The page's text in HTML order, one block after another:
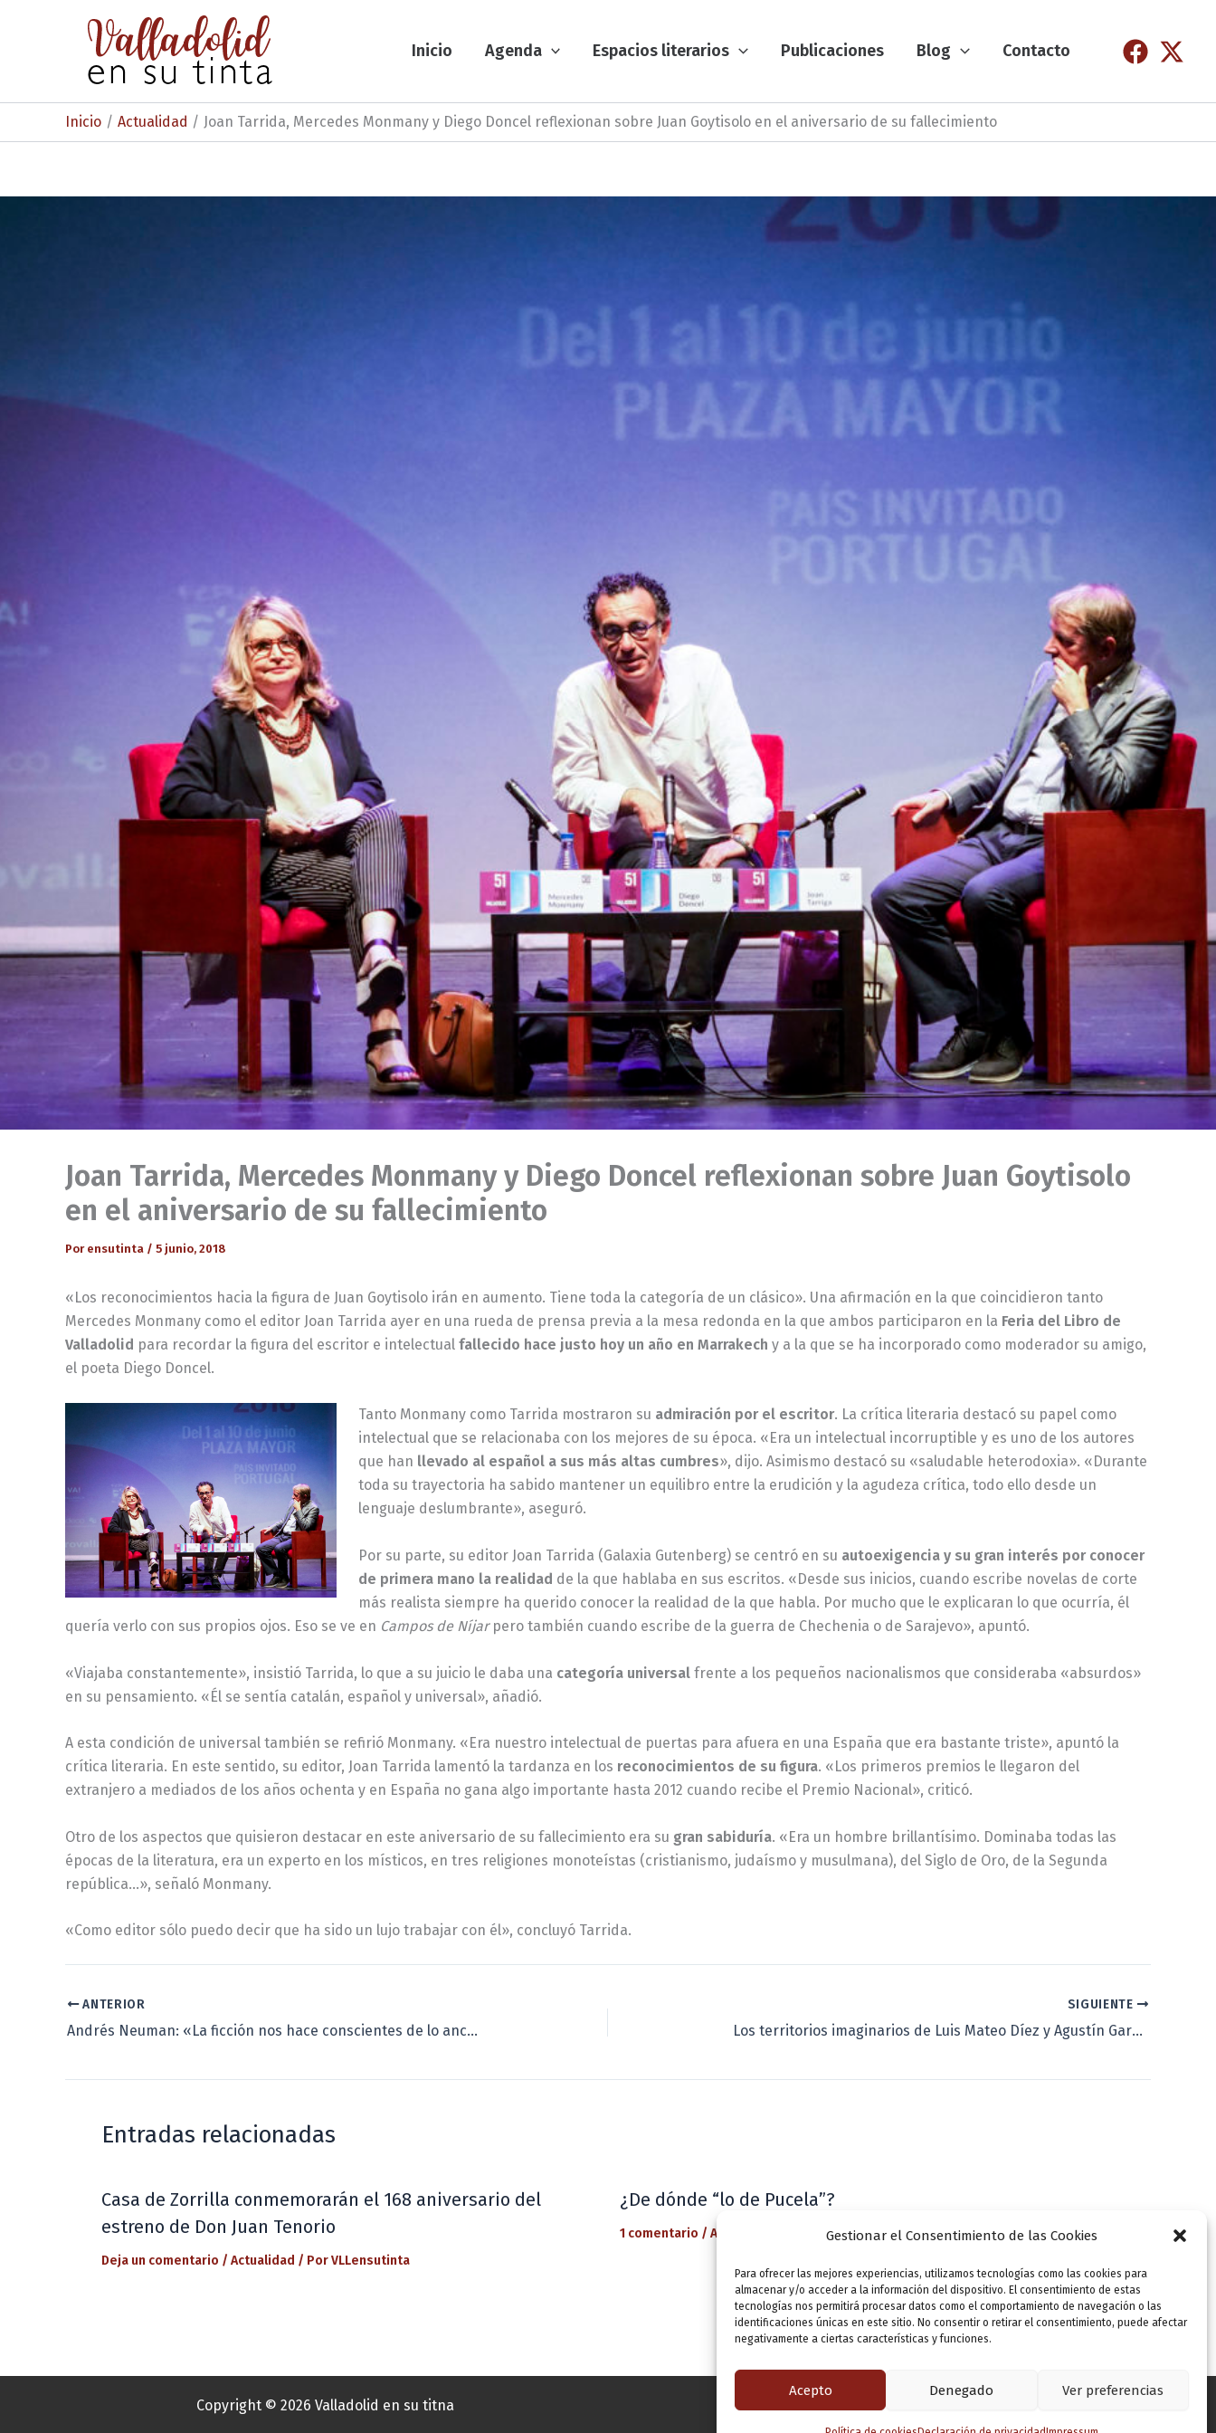
Gestionar el Consentimiento de las Cookies
Para ofrecer las mejores experiencias, utilizamos tecnologías como las cookies para
almacenar y/o acceder a la información del dispositivo. El consentimiento de estas
tecnologías nos permitirá procesar datos como el comportamiento de navegación o las
identificaciones únicas en este sitio. No consentir o retirar el consentimiento, puede afectar
negativamente a ciertas características y funciones.
Acepto Denegado Ver preferencias
Inicio Agenda Espacios literarios Publicaciones Blog Contacto
Inicio Actualidad Joan Tarrida, Mercedes Monmany y Diego Doncel reflexionan sobre Juan Goytisolo en el aniversario de su fallecimiento
Joan Tarrida, Mercedes Monmany y Diego Doncel reflexionan sobre Juan Goytisolo
en el aniversario de su fallecimiento
Por ensutinta / 5 junio, 2018
«Los reconocimientos hacia la figura de Juan Goytisolo irán en aumento. Tiene toda la categoría de un clásico». Una afirmación en la que coincidieron tanto
Mercedes Monmany como el editor Joan Tarrida ayer en una rueda de prensa previa a la mesa redonda en la que ambos participaron en la Feria del Libro de
Valladolid para recordar la figura del escritor e intelectual fallecido hace justo hoy un año en Marrakech y a la que se ha incorporado como moderador su amigo,
el poeta Diego Doncel.
Tanto Monmany como Tarrida mostraron su admiración por el escritor. La crítica literaria destacó su papel como
intelectual que se relacionaba con los mejores de su época. «Era un intelectual incorruptible y es uno de los autores
que han llevado al español a sus más altas cumbres», dijo. Asimismo destacó su «saludable heterodoxia». «Durante
toda su trayectoria ha sabido mantener un equilibro entre la erudición y la agudeza crítica, todo ello desde un
lenguaje deslumbrante», aseguró.
Por su parte, su editor Joan Tarrida (Galaxia Gutenberg) se centró en su autoexigencia y su gran interés por conocer
de primera mano la realidad de la que hablaba en sus escritos. «Desde sus inicios, cuando escribe novelas de corte
más realista siempre ha querido conocer la realidad de la que habla. Por mucho que le explicaran lo que ocurría, él
quería verlo con sus propios ojos. Eso se ve en Campos de Níjarpero también cuando escribe de la guerra de Chechenia o de Sarajevo», apuntó.
«Viajaba constantemente», insistió Tarrida, lo que a su juicio le daba una categoría universal frente a los pequeños nacionalismos que consideraba «absurdos»
en su pensamiento. «Él se sentía catalán, español y universal», añadió.
A esta condición de universal también se refirió Monmany. «Era nuestro intelectual de puertas para afuera en una España que era bastante triste», apuntó la
crítica literaria. En este sentido, su editor, Joan Tarrida lamentó la tardanza en los reconocimientos de su figura. «Los primeros premios le llegaron del
extranjero a mediados de los años ochenta y en España no gana algo importante hasta 2012 cuando recibe el Premio Nacional», criticó.
Otro de los aspectos que quisieron destacar en este aniversario de su fallecimiento era su gran sabiduría. «Era un hombre brillantísimo. Dominaba todas las
épocas de la literatura, era un experto en los místicos, en tres religiones monoteístas (cristianismo, judaísmo y musulmana), del Siglo de Oro, de la Segunda
república…», señaló Monmany.
«Como editor sólo puedo decir que ha sido un lujo trabajar con él», concluyó Tarrida.
ANTERIOR
Andrés Neuman: «La ficción nos hace conscientes de lo ancha que es la realidad»
SIGUIENTE
Los territorios imaginarios de Luis Mateo Díez y Agustín García Simón confluyen la Feria del Libro de Valladolid
Entradas relacionadas
Casa de Zorrilla conmemorarán el 168 aniversario del
estreno de Don Juan Tenorio
Deja un comentario / Actualidad / PorVLLensutinta
¿De dónde “lo de Pucela”?
1 comentario / Actualidad VLLensutinta
Copyright © 2026 Valladolid en su titna